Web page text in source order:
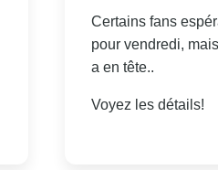
Certains fans
pour vendredi,
a en tête..
Voyez les détails!